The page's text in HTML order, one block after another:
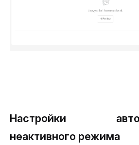
Настройки
неактивного режима